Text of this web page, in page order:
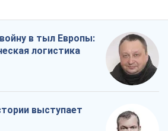
в тыл Европы:
логистика
выступает